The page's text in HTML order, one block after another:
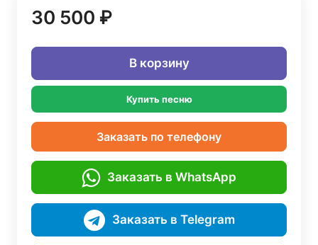
30 500 ₽
В корзину
Купить песню
Заказать по телефону
Заказать в WhatsApp
Заказать в Telegram